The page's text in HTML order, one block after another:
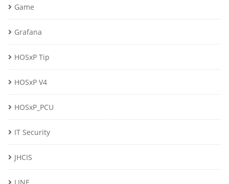
Game
Grafana
HOSxP Tip
HOSxP V4
HOSxP_PCU
IT Security
JHCIS